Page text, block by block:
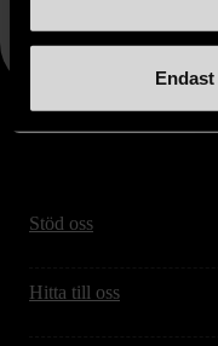
Stöd oss
Hitta till oss